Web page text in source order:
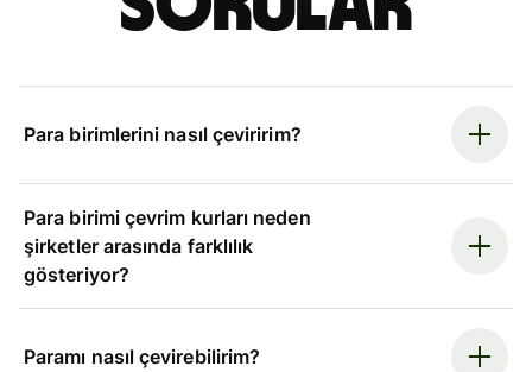
Para birimlerini nasıl çeviririm?
Para birimi çevrim kurları neden
şirketler arasında farklılık
gösteriyor?
Paramı nasıl çevirebilirim?